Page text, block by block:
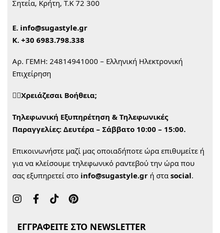
Σητεία, Κρήτη, Τ.Κ 72 300
Ε. info@sugastyle.gr
Κ. +30 6983.798.338
Αρ. ΓΕΜΗ: 24814941000 – Ελληνική Ηλεκτρονική
Επιχείρηση
🙋‍♀️Χρειάζεσαι Βοήθεια;
Τηλεφωνική Εξυπηρέτηση & Τηλεφωνικές
Παραγγελίες: Δευτέρα – Σάββατο 10:00 – 15:00.
Επικοινωνήστε μαζί μας οποιαδήποτε ώρα επιθυμείτε ή
για να κλείσουμε τηλεφωνικό ραντεβού την ώρα που
σας εξυπηρετεί στο info@sugastyle.gr ή στα social.
ΕΓΓΡΑΦΕΙΤΕ ΣΤΟ NEWSLETTER